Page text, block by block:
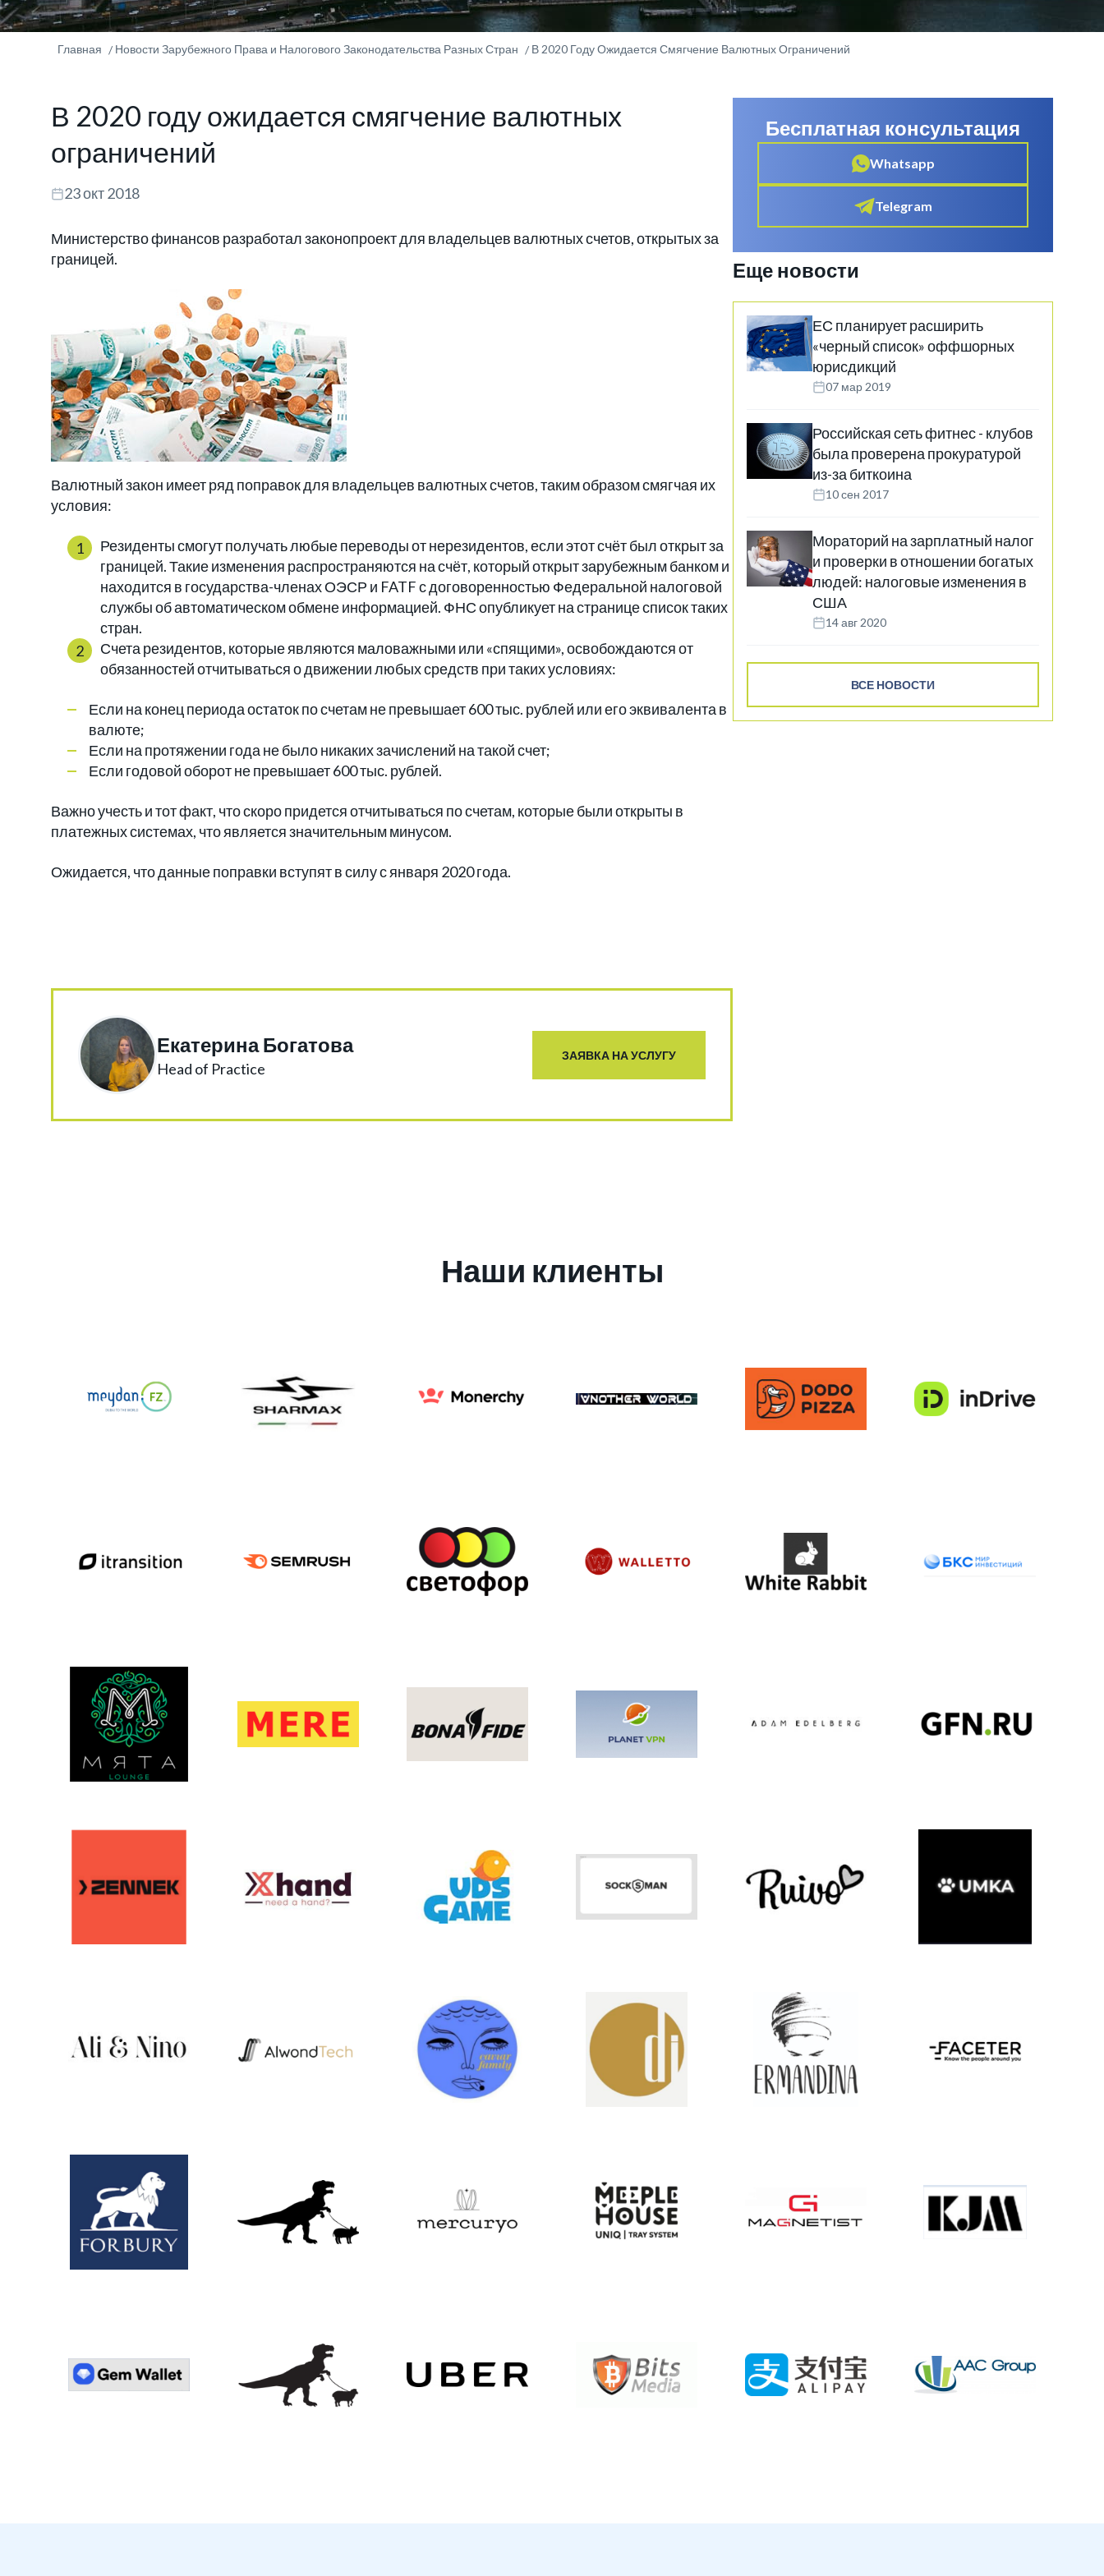
Главная Новости Зарубежного Права и Налогового Законодательства Разных Стран В 2020 Году Ожидается Смягчение Валютных Ограничений
В 2020 году ожидается смягчение валютных
ограничений
23 окт 2018
Министерство финансов разработал законопроект для владельцев валютных счетов, открытых за
границей.
Валютный закон имеет ряд поправок для владельцев валютных счетов, таким образом смягчая их
условия:
Резиденты смогут получать любые переводы от нерезидентов, если этот счёт был открыт за
границей. Такие изменения распространяются на счёт, который открыт зарубежным банком и
находится в государства-членах ОЭСР и FATF с договоренностью Федеральной налоговой
службы об автоматическом обмене информацией. ФНС опубликует на странице список таких
стран.
Счета резидентов, которые являются маловажными или «спящими», освобождаются от
обязанностей отчитываться о движении любых средств при таких условиях:
Если на конец периода остаток по счетам не превышает 600 тыс. рублей или его эквивалента в
валюте;
Если на протяжении года не было никаких зачислений на такой счет;
Если годовой оборот не превышает 600 тыс. рублей.
Важно учесть и тот факт, что скоро придется отчитываться по счетам, которые были открыты в
платежных системах, что является значительным минусом.
Ожидается, что данные поправки вступят в силу с января 2020 года.
Екатерина Богатова
Head of Practice
ЗАЯВКА НА УСЛУГУ
Бесплатная консультация
Whatsapp
Telegram
Еще новости
ЕС планирует расширить
«черный список» оффшорных
юрисдикций
07 мар 2019
Российская сеть фитнес - клубов
была проверена прокуратурой
из-за биткоина
10 сен 2017
Мораторий на зарплатный налог
и проверки в отношении богатых
людей: налоговые изменения в
США
14 авг 2020
ВСЕ НОВОСТИ
Наши клиенты